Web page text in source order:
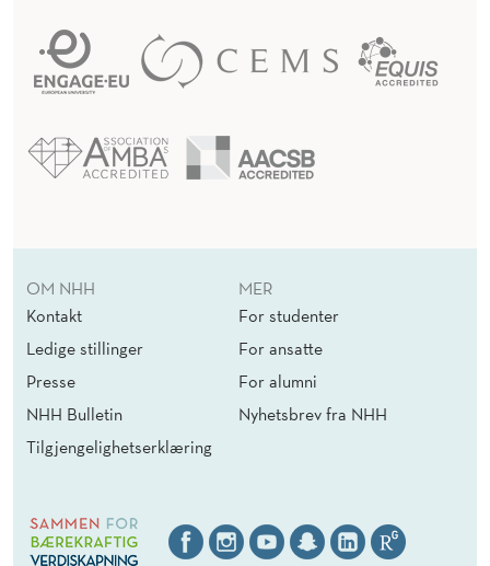
OM NHH
Kontakt
Ledige stillinger
Presse
NHH Bulletin
Tilgjengelighetserklæring
MER
For studenter
For ansatte
For alumni
Nyhetsbrev fra NHH